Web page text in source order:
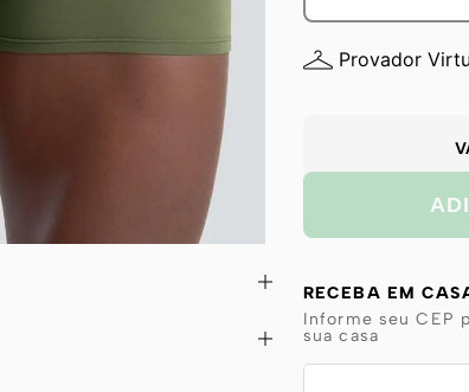
Provador
RECEBA EM
Informe seu CEP
sua casa